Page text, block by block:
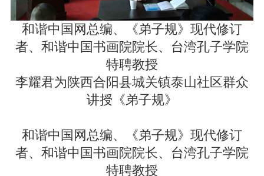
和谐中国网总编、《弟子规》现代修订
者、和谐中国书画院院长、台湾孔子学院
特聘教授
李耀君为陕西合阳县城关镇泰山社区群众
讲授《弟子规》
和谐中国网总编、《弟子规》现代修订
者、和谐中国书画院院长、台湾孔子学院
特聘教授